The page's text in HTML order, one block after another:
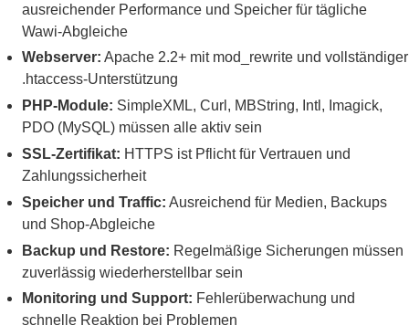
ausreichender Performance und Speicher für tägliche
Wawi-Abgleiche
Webserver: Apache 2.2+ mit mod_rewrite und vollständiger
.htaccess-Unterstützung
PHP-Module: SimpleXML, Curl, MBString, Intl, Imagick,
PDO (MySQL) müssen alle aktiv sein
SSL-Zertifikat: HTTPS ist Pflicht für Vertrauen und
Zahlungssicherheit
Speicher und Traffic: Ausreichend für Medien, Backups
und Shop-Abgleiche
Backup und Restore: Regelmäßige Sicherungen müssen
zuverlässig wiederherstellbar sein
Monitoring und Support: Fehlerüberwachung und
schnelle Reaktion bei Problemen